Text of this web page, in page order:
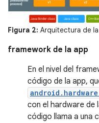
Figura 2: Arquitectura de
framework de la app
En el nivel del
código de la app,
con el hardware de
código llama a una